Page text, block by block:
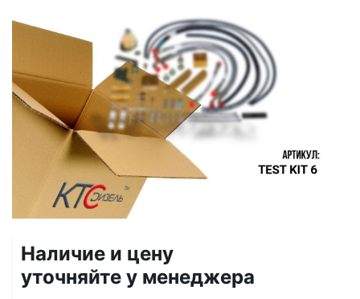
Наличие и цену
уточняйте у менеджера